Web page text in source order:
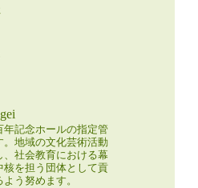
年記念ホールの指定管
。地域の文化芸術活動
、社会教育における幕
核を担う団体として貢
う努めます。